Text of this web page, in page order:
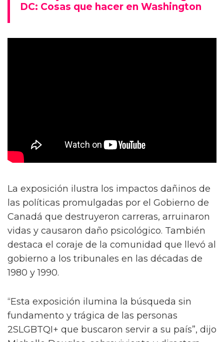
DC: Cosas que hacer en Washington
La exposición ilustra los impactos dañinos de
las políticas promulgadas por el Gobierno de
Canadá que destruyeron carreras, arruinaron
vidas y causaron daño psicológico. También
destaca el coraje de la comunidad que llevó al
gobierno a los tribunales en las décadas de
1980 y 1990.
“Esta exposición ilumina la búsqueda sin
fundamento y trágica de las personas
2SLGBTQI+ que buscaron servir a su país”, dijo